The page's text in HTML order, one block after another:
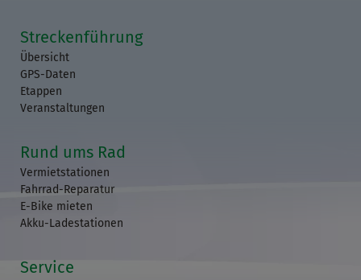
Streckenführung
Übersicht
GPS-Daten
Etappen
Veranstaltungen
Rund ums Rad
Vermietstationen
Fahrrad-Reparatur
E-Bike mieten
Akku-Ladestationen
Service